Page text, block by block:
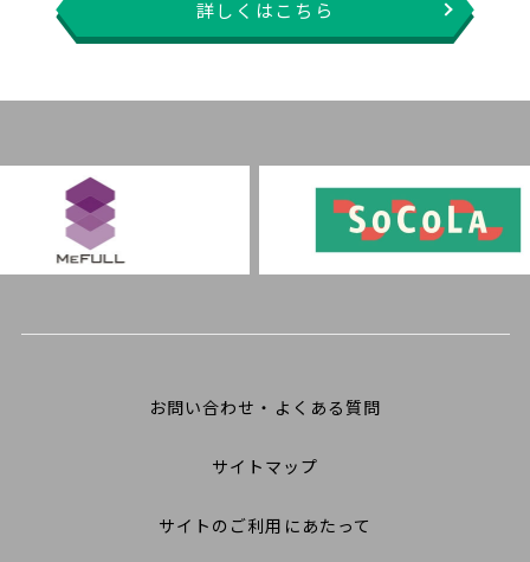
詳しくはこちら
お問い合わせ・よくある質問
サイトマップ
サイトのご利用にあたって